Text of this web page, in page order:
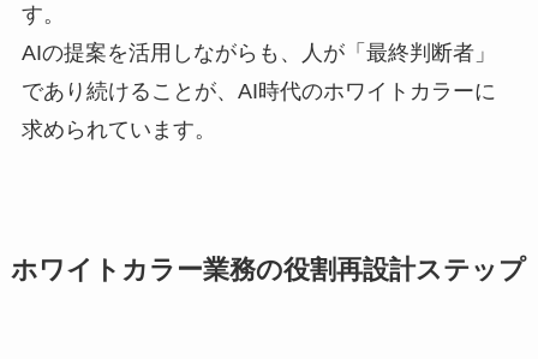
す。
AIの提案を活用しながらも、人が「最終判断者」
であり続けることが、AI時代のホワイトカラーに
求められています。
ホワイトカラー業務の役割再設計ステップ